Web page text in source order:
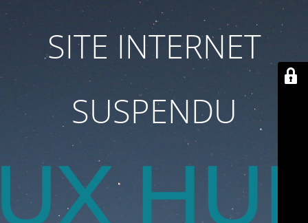
SITE INTERNET
SUSPENDU